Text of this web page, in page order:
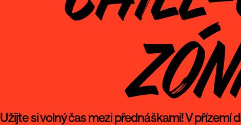
Užijte si volný čas mezi přednáškami! V přízemí